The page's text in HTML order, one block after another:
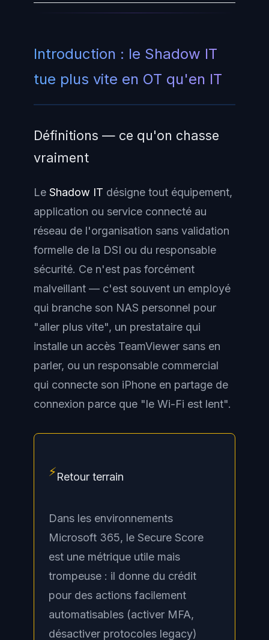
Introduction : le Shadow IT
tue plus vite en OT qu'en IT
Définitions — ce qu'on chasse
vraiment
Le Shadow IT désigne tout équipement,
application ou service connecté au
réseau de l'organisation sans validation
formelle de la DSI ou du responsable
sécurité. Ce n'est pas forcément
malveillant — c'est souvent un employé
qui branche son NAS personnel pour
"aller plus vite", un prestataire qui
installe un accès TeamViewer sans en
parler, ou un responsable commercial
qui connecte son iPhone en partage de
connexion parce que "le Wi-Fi est lent".
⚡Retour terrain
Dans les environnements
Microsoft 365, le Secure Score
est une métrique utile mais
trompeuse : il donne du crédit
pour des actions facilement
automatisables (activer MFA,
désactiver protocoles legacy)